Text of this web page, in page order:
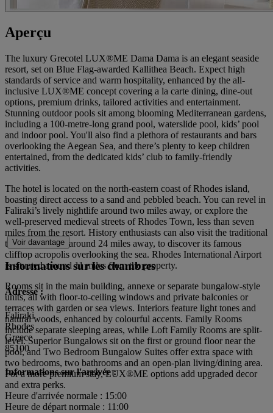
Aperçu
The luxury Grecotel LUX®ME Dama Dama is an elegant seaside
resort, set on Blue Flag-awarded Kallithea Beach. Expect high
standards of service and warm hospitality, enhanced by the all-
inclusive LUX®ME concept covering a la carte dining, dine-out
options, premium drinks, tailored activities and entertainment.
Stunning outdoor pools sit among blooming Mediterranean gardens,
including a 100-metre-long grand pool, waterslide pool, kids’ pool
and indoor pool. You'll also find a plethora of restaurants and bars
overlooking the Aegean Sea, and there’s plenty to keep children
entertained, from the dedicated kids’ club to family-friendly
activities.
The hotel is located on the north-eastern coast of Rhodes island,
boasting direct access to a sand and pebbled beach. You can revel in
Faliraki’s lively nightlife around two miles away, or explore the
well-preserved medieval streets of Rhodes Town, less than seven
miles from the resort. History enthusiasts can also visit the traditional
town of Lindos, around 24 miles away, to discover its famous
clifftop acropolis overlooking the sea. Rhodes International Airport
is situated around 11 miles from the property.
Rooms sit in the main building, annexe or separate bungalow-style
units, all with floor-to-ceiling windows and private balconies or
terraces with garden or sea views. Interiors feature light tones and
natural woods, enhanced by colourful accents. Family Rooms
include separate sleeping areas, while Loft Family Rooms are split-
level. Superior Bungalows sit on the first or ground floor near the
pool, and Two Bedroom Bungalow Suites offer extra space with
two bedrooms, two bathrooms and an open-plan living/dining area.
For a more premium stay, LUX®ME options add upgraded decor
and extra perks.
Voir davantage
Informations sur les chambres
Adresse :
Faliraki
Rhodes
Greece
85100
Informations sur l'arrivée :
Heure d'arrivée normale : 15:00
Heure de départ normale : 11:00